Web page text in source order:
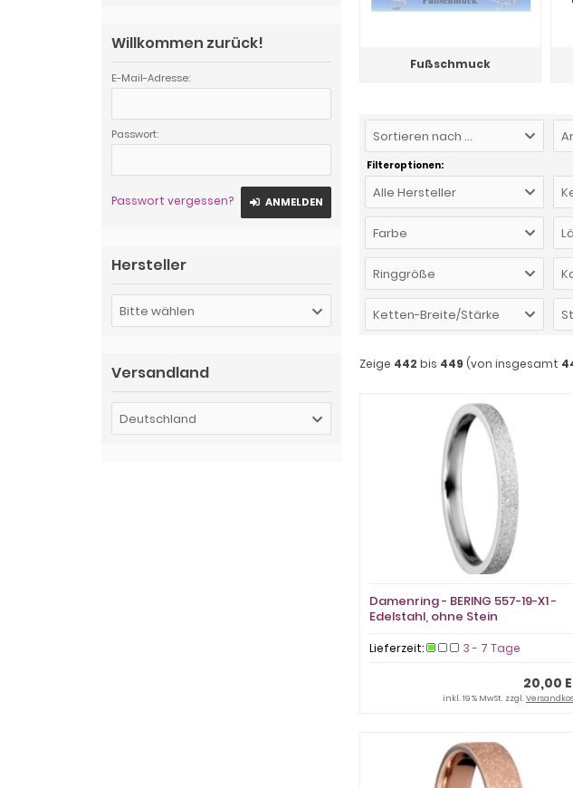
Fußschmuck
Sortieren nach ...
Filteroptionen:
Alle Hersteller
Farbe
Ringgröße
Ketten-Breite/Stärke
Zeige 442 bis 449 (von insgesamt
Damenring - BERING 557-19-X1 -
Edelstahl, ohne Stein
Lieferzeit: 3 - 7 Tage
20,00
inkl. 19 % MwSt. zzgl.
Willkommen zurück!
E-Mail-Adresse:
Passwort:
Passwort vergessen? ANMELDEN
Hersteller
Bitte wählen
Versandland
Deutschland